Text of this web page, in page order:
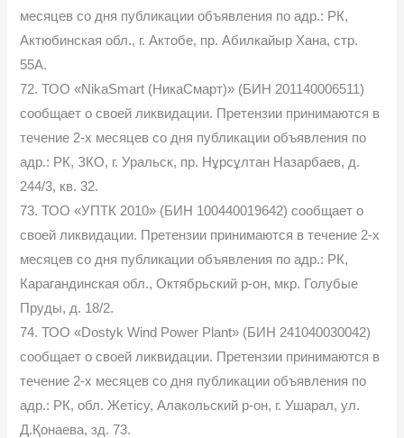
месяцев со дня публикации объявления по адр.: РК,
Актюбинская обл., г. Актобе, пр. Абилкайыр Хана, стр.
55А.
72. ТОО «NikaSmart (НикаСмарт)» (БИН 201140006511)
сообщает о своей ликвидации. Претензии принимаются в
течение 2-х месяцев со дня публикации объявления по
адр.: РК, ЗКО, г. Уральск, пр. Нұрсұлтан Назарбаев, д.
244/3, кв. 32.
73. ТОО «УПТК 2010» (БИН 100440019642) сообщает о
своей ликвидации. Претензии принимаются в течение 2-х
месяцев со дня публикации объявления по адр.: РК,
Карагандинская обл., Октябрьский р-он, мкр. Голубые
Пруды, д. 18/2.
74. ТОО «Dostyk Wind Power Plant» (БИН 241040030042)
сообщает о своей ликвидации. Претензии принимаются в
течение 2-х месяцев со дня публикации объявления по
адр.: РК, обл. Жетісу, Алакольский р-он, г. Ушарал, ул.
Д.Қонаева, зд. 73.